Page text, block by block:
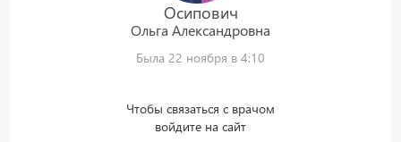
Осипович
Ольга Александровна
Была 22 ноября в 4:10
Чтобы связаться с врачом
войдите на сайт